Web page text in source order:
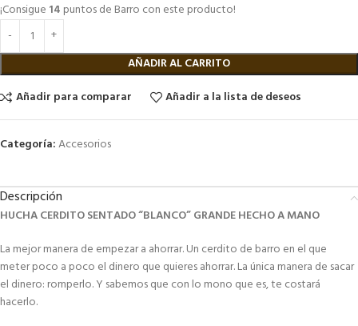
¡Consigue 14 puntos de Barro con este producto!
AÑADIR AL CARRITO
Añadir para comparar
Añadir a la lista de deseos
Categoría:Accesorios
Descripción
HUCHA CERDITO SENTADO “BLANCO” GRANDE HECHO A MANO
La mejor manera de empezar a ahorrar. Un cerdito de barro en el que
meter poco a poco el dinero que quieres ahorrar. La única manera de sacar
el dinero: romperlo. Y sabemos que con lo mono que es, te costará
hacerlo.